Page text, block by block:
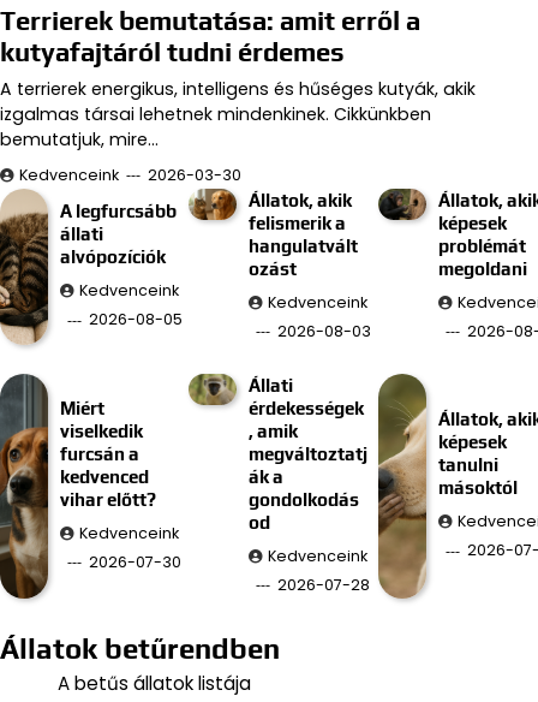
Terrierek bemutatása: amit erről a
kutyafajtáról tudni érdemes
A terrierek energikus, intelligens és hűséges kutyák, akik
izgalmas társai lehetnek mindenkinek. Cikkünkben
bemutatjuk, mire…
Kedvenceink
2026-03-30
A legfurcsább
állati
alvópozíciók
Kedvenceink
2026-08-05
Állatok, akik
felismerik a
hangulatvált
ozást
Kedvenceink
2026-08-03
Állatok,
képesek
problémát
megoldani
2026-
Miért
viselkedik
furcsán a
kedvenced
vihar előtt?
Kedvenceink
2026-07-30
Állati
érdekességek
, amik
megváltoztatj
ák a
gondolkodás
od
Kedvenceink
2026-07-28
Állatok,
képesek
tanulni
másoktól
2026-
Állatok betűrendben
A betűs állatok listája